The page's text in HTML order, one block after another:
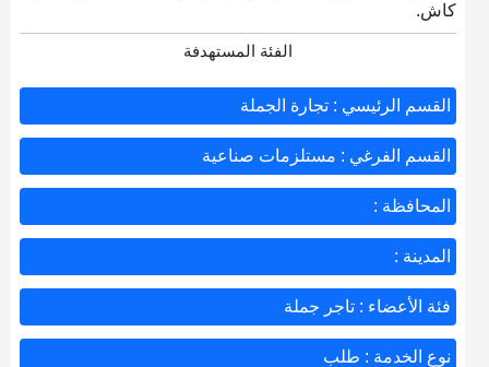
كاش.
الفئة المستهدفة
القسم الرئيسي : تجارة الجملة
القسم الفرغي : مستلزمات صناعية
المحافظة :
المدينة :
فئة الأعضاء : تاجر جملة
نوع الخدمة : طلب